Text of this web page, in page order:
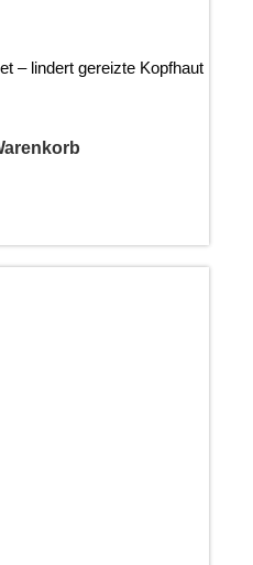
– lindert gereizte Kopfhaut